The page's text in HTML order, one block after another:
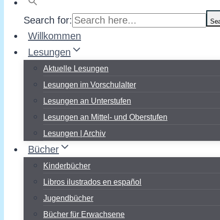
Search for:
Willkommen
Lesungen
Aktuelle Lesungen
Lesungen im Vorschulalter
Lesungen an Unterstufen
Lesungen an Mittel- und Oberstufen
Lesungen | Archiv
Bücher
Kinderbücher
Libros ilustrados en español
Jugendbücher
Bücher für Erwachsene